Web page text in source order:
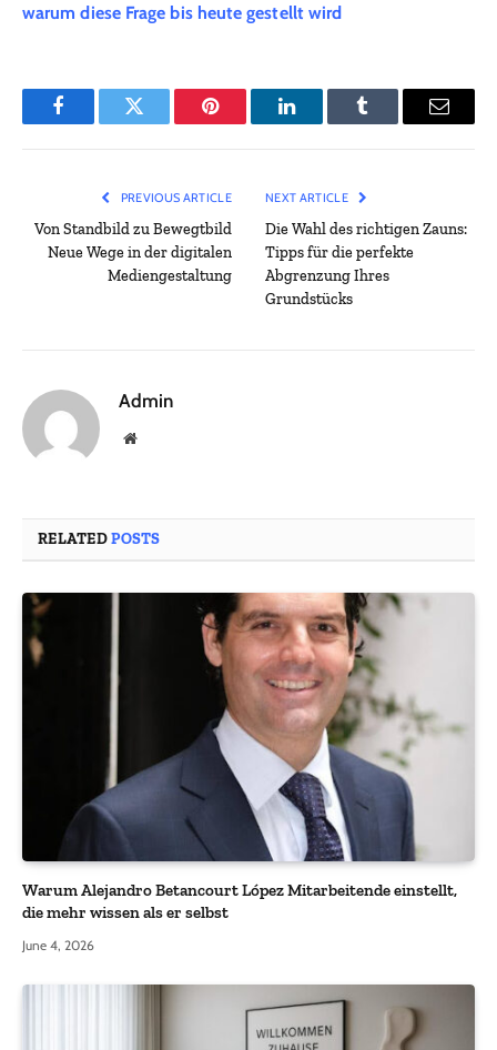
warum diese Frage bis heute gestellt wird
FacebookTwitter Pinterest LinkedInTumblr Email
PREVIOUS ARTICLE
Von Standbild zu Bewegtbild
Neue Wege in der digitalen
Mediengestaltung
NEXT ARTICLE
Die Wahl des richtigen Zauns:
Tipps für die perfekte
Abgrenzung Ihres
Grundstücks
Admin
Website
RELATEDPOSTS
Warum Alejandro Betancourt López Mitarbeitende einstellt,
die mehr wissen als er selbst
June 4, 2026